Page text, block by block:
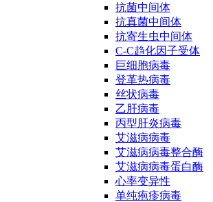
抗菌中间体
抗真菌中间体
抗寄生虫中间体
C-C趋化因子受体
巨细胞病毒
登革热病毒
丝状病毒
乙肝病毒
丙型肝炎病毒
艾滋病病毒
艾滋病病毒整合酶
艾滋病病毒蛋白酶
心率变异性
单纯疱疹病毒